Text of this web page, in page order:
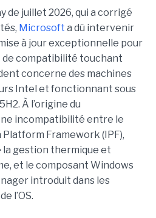
de juillet 2026, qui a corrigé
Microsoft a dû intervenir
à jour exceptionnelle pour
de compatibilité touchant
concerne des machines
Intel et fonctionnant sous
À l’origine du
incompatibilité entre le
Framework (IPF),
gestion thermique et
et le composant Windows
introduit dans les
l’OS.